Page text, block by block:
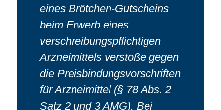
eines Brötchen-Gutscheins
beim Erwerb eines
verschreibungspflichtigen
Arzneimittels verstoße gegen
die Preisbindungsvorschriften
für Arzneimittel (§ 78 Abs. 2
Satz 2 und 3 AMG). Bei